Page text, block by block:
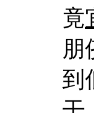
竟
朋
到